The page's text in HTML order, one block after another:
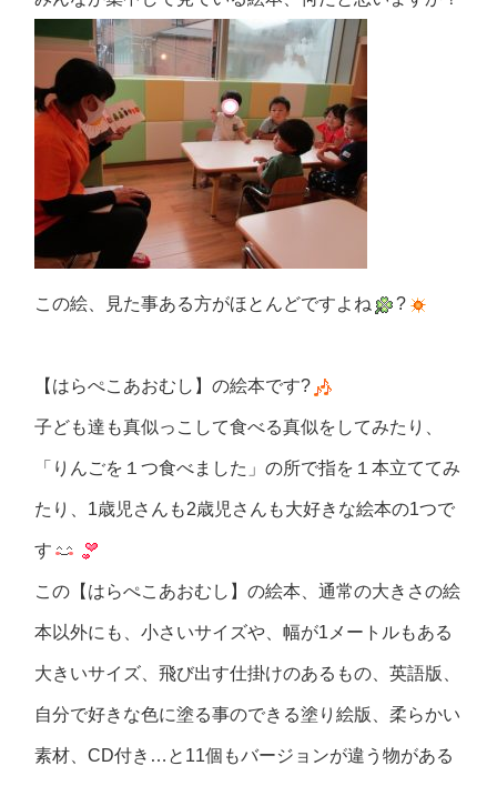
この絵、見た事ある方がほとんどですよね ?
【はらぺこあおむし】の絵本です?
子ども達も真似っこして食べる真似をしてみたり、
「りんごを１つ食べました」の所で指を１本立ててみ
たり、1歳児さんも2歳児さんも大好きな絵本の1つで
す
この【はらぺこあおむし】の絵本、通常の大きさの絵
本以外にも、小さいサイズや、幅が1メートルもある
大きいサイズ、飛び出す仕掛けのあるもの、英語版、
自分で好きな色に塗る事のできる塗り絵版、柔らかい
素材、CD付き…と11個もバージョンが違う物がある